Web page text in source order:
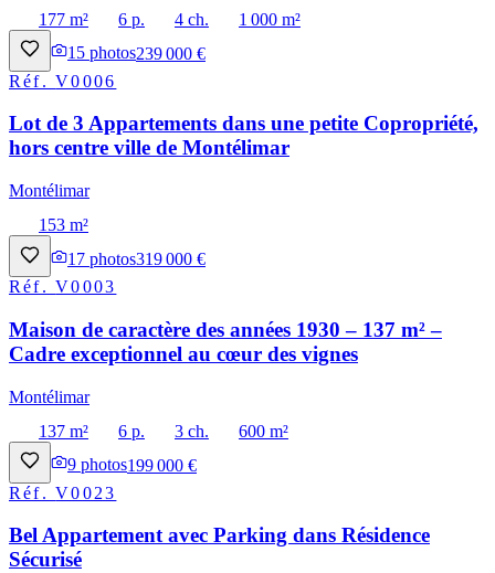
177 m²
6 p. 4 ch.
1 000 m²
15 photos239 000 €
Réf.V0006
Lot de 3 Appartements dans une petite Copropriété,
hors centre ville de Montélimar
Montélimar
153 m²
17 photos319 000 €
Réf.V0003
Maison de caractère des années 1930 – 137 m² –
Cadre exceptionnel au cœur des vignes
Montélimar
137 m²
6 p. 3 ch.
600 m²
9 photos199 000 €
Réf.V0023
Bel Appartement avec Parking dans Résidence
Sécurisé